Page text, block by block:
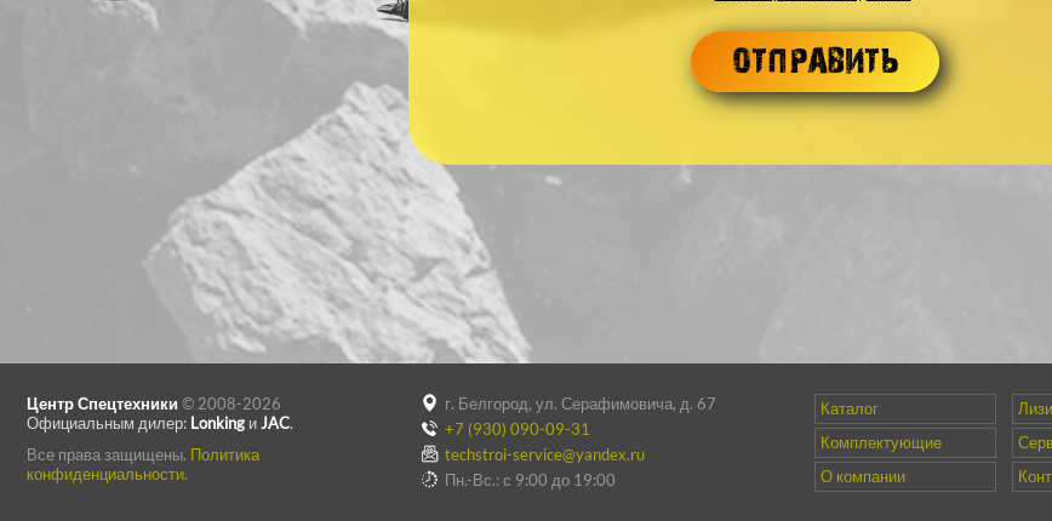
Центр Спецтехники © 2008-2026
Официальным дилер: Lonking иJAC.
Все права защищены. Политика
конфиденциальности.
г. Белгород, ул. Серафимовича, д. 67
+7 (930) 090-09-31
techstroi-service@yandex.ru
Пн.-Вс.: с 9:00 до 19:00
Каталог
Комплектующие
О компании